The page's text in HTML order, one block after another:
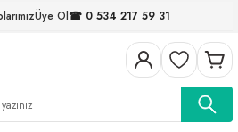
Üye Ol☎ 0 534 217 59 31
Dön
Dön
Dön
Dön
Dön
Dön
Dön
Dön